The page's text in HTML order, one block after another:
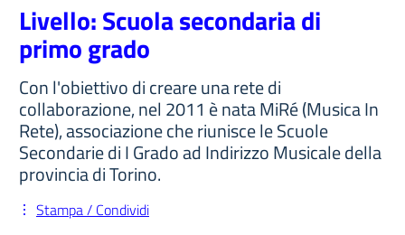
Livello: Scuola secondaria di
primo grado
Con l'obiettivo di creare una rete di
collaborazione, nel 2011 è nata MiRé (Musica In
Rete), associazione che riunisce le Scuole
Secondarie di I Grado ad Indirizzo Musicale della
provincia di Torino.
Stampa / Condividi